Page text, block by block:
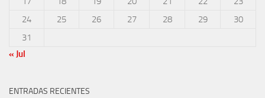
24
25 26 27 28 29
30
31
« Jul
ENTRADAS RECIENTES